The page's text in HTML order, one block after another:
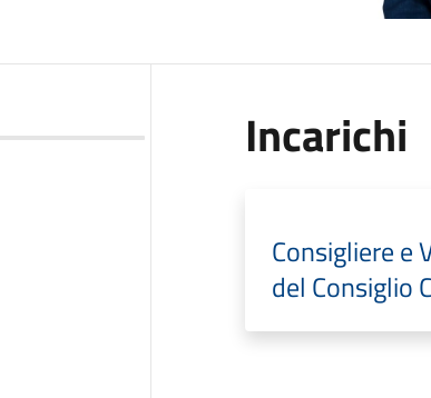
Incarichi
Consigliere e
del Consiglio